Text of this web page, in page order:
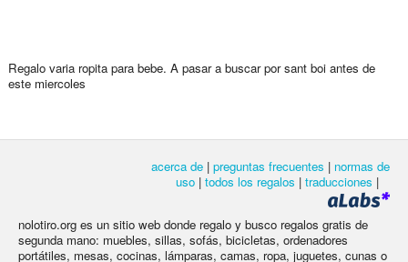
Regalo varia ropita para bebe. A pasar a buscar por sant boi antes de
este miercoles
acerca de | preguntas frecuentes | normas de
uso | todos los regalos | traducciones |
nolotiro.org es un sitio web donde regalo y busco regalos gratis de
segunda mano: muebles, sillas, sofás, bicicletas, ordenadores
portátiles, mesas, cocinas, lámparas, camas, ropa, juguetes, cunas o